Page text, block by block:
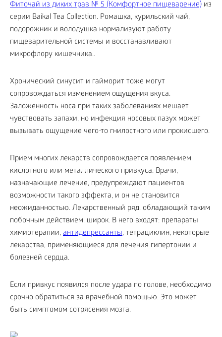
Фиточай из диких трав № 5 (Комфортное пищеварение) из
серии Baikal Tea Collection. Ромашка, курильский чай,
подорожник и володушка нормализуют работу
пищеварительной системы и восстанавливают
микрофлору кишечника..
Хронический синусит и гайморит тоже могут
сопровождаться изменением ощущения вкуса.
Заложенность носа при таких заболеваниях мешает
чувствовать запахи, но инфекция носовых пазух может
вызывать ощущение чего-то гнилостного или прокисшего.
Прием многих лекарств сопровождается появлением
кислотного или металлического привкуса. Врачи,
назначающие лечение, предупреждают пациентов
возможности такого эффекта, и он не становится
неожиданностью. Лекарственный ряд, обладающий таким
побочным действием, широк. В него входят: препараты
химиотерапии, антидепрессанты, тетрациклин, некоторые
лекарства, применяющиеся для лечения гипертонии и
болезней сердца.
Если привкус появился после удара по голове, необходимо
срочно обратиться за врачебной помощью. Это может
быть симптомом сотрясения мозга.